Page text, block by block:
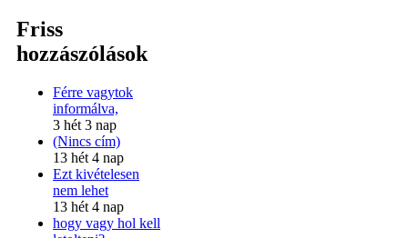
Friss
hozzászólások
Férre vagytok
informálva,
3 hét 3 nap
(Nincs cím)
13 hét 4 nap
Ezt kivételesen
nem lehet
13 hét 4 nap
hogy vagy hol kell